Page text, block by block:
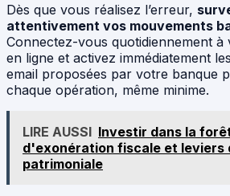
Dès que vous réalisez l’erreur,
attentivement vos mouvements
Connectez-vous quotidiennement à
en ligne et activez immédiatement
email proposées par votre banque
chaque opération, même minime.
LIRE AUSSI Investir dans la
d'exonération fiscale et leviers
patrimoniale